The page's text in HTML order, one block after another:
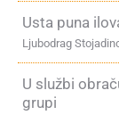
Usta puna
Ljubodrag
U službi
grupi